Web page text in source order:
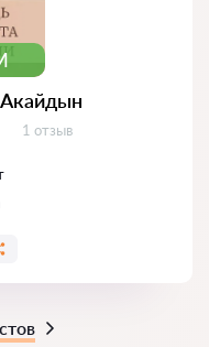
Отзывов:
1 отзыв